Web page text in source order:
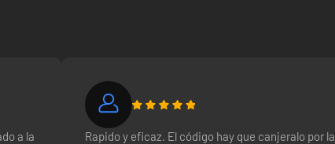
a la
Rapido y eficaz. El código hay que canjeralo por la